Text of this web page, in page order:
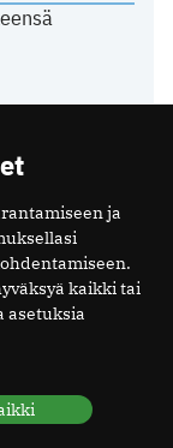
ja
kaikki tai
asetuksia